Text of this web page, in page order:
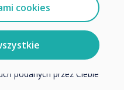
cookies
jak gromadzimy i
odwiedź naszą
na przechowywanie i
podanych przez Ciebie